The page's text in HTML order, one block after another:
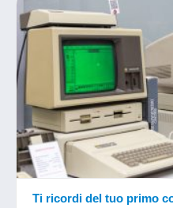
SORPRESINE
SPORT
Ti ricordi del tuo primo